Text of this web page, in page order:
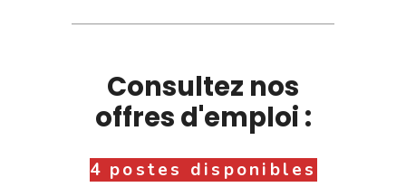
Consultez nos
offres d'emploi :
4 postes disponibles